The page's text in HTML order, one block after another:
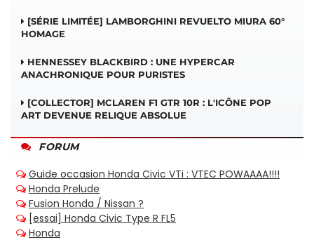
[SÉRIE LIMITÉE] LAMBORGHINI REVUELTO MIURA 60°
HOMAGE
HENNESSEY BLACKBIRD : UNE HYPERCAR
ANACHRONIQUE POUR PURISTES
[COLLECTOR] MCLAREN F1 GTR 10R : L'ICÔNE POP
ART DEVENUE RELIQUE ABSOLUE
FORUM